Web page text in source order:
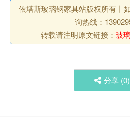
依塔斯玻璃钢家具站版权所有丨
询热线：
转载请注明原文链接： 玻
分享 (0)